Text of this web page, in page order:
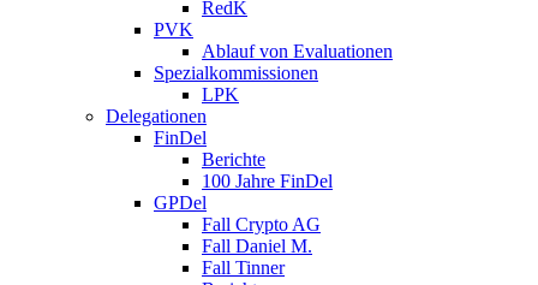
RedK
PVK
Ablauf von Evaluationen
Spezialkommissionen
LPK
Delegationen
FinDel
Berichte
100 Jahre FinDel
GPDel
Fall Crypto AG
Fall Daniel M.
Fall Tinner